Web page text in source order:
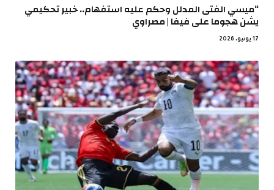
“ميسي الفتى المدلل وحكم عليه استفهام.. خبير تحكيمي
يشن هجوما على فيفا | مصراوي
17 يونيو، 2026